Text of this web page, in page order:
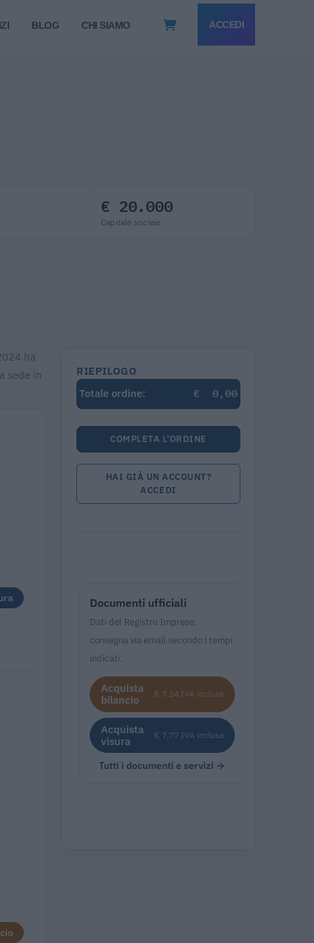
BLOG CHI SIAMO ACCEDI
€ 20.000
Capitale sociale
ha
sede in
RIEPILOGO
Totale ordine:
€ 0,00
COMPLETA L'ORDINE
HAI GIÀ UN ACCOUNT?
ACCEDI
Documenti ufficiali
Dati del Registro Imprese,
consegna via email secondo i tempi
indicati.
Acquista
bilancio
€ 7,14 IVA inclusa
Acquista
visura
€ 7,77 IVA inclusa
Tutti i documenti e servizi →